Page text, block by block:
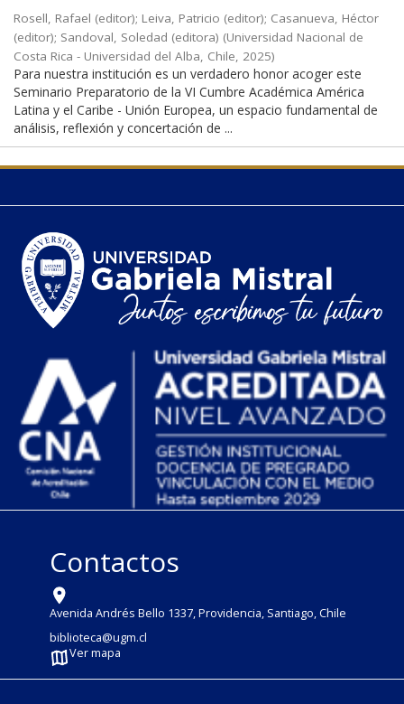
Rosell, Rafael (editor); Leiva, Patricio (editor); Casanueva, Héctor
(editor); Sandoval, Soledad (editora) (Universidad Nacional de
Costa Rica - Universidad del Alba, Chile, 2025)
Para nuestra institución es un verdadero honor acoger este
Seminario Preparatorio de la VI Cumbre Académica América
Latina y el Caribe - Unión Europea, un espacio fundamental de
análisis, reflexión y concertación de ...
Contactos
Avenida Andrés Bello 1337, Providencia, Santiago, Chile
biblioteca@ugm.cl
Ver mapa